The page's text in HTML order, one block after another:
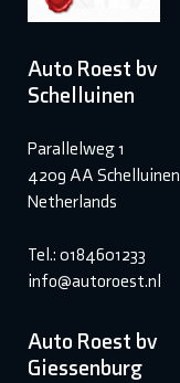
Auto Roest bv
Schelluinen
Parallelweg 1
4209 AA Schelluinen
Netherlands
Tel.: 0184601233
info@autoroest.nl
Auto Roest bv
Giessenburg